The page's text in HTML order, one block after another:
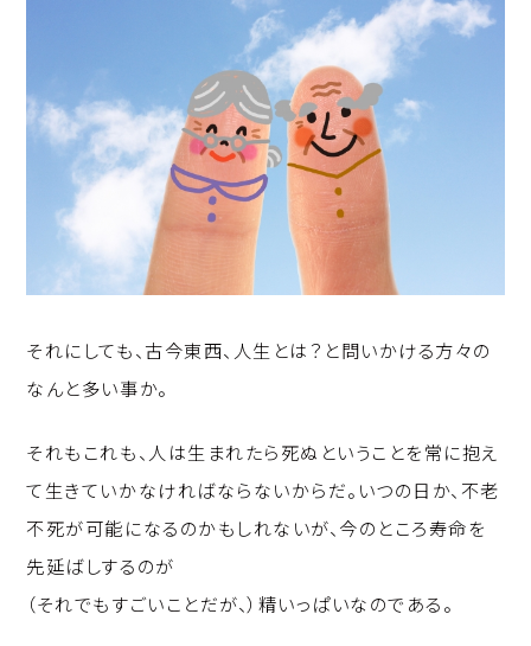
それにしても、古今東西、人生とは？と問いかける方々の
なんと多い事か。
それもこれも、人は生まれたら死ぬということを常に抱え
て生きていかなければならないからだ。いつの日か、不老
不死が可能になるのかもしれないが、今のところ寿命を
先延ばしするのが
（それでもすごいことだが、）精いっぱいなのである。